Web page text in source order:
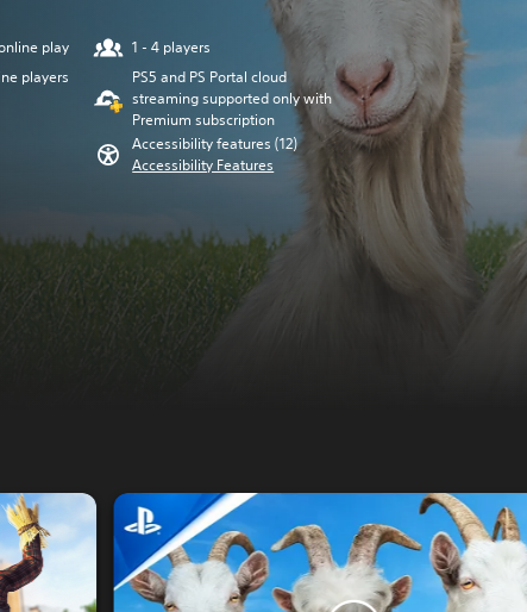
play
players
1 - 4 players
PS5 and PS Portal cloud
streaming supported only with
Premium subscription
Accessibility features (12)
Accessibility Features